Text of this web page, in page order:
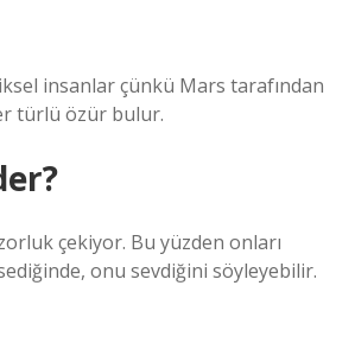
insanlar çünkü Mars tarafından
türlü özür bulur.
çekiyor. Bu yüzden onları
onu sevdiğini söyleyebilir.